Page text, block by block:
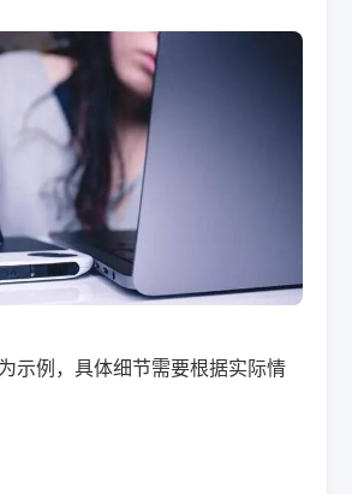
示例，具体细节需要根据实际情